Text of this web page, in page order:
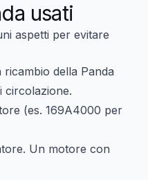
usati
aspetti per evitare
della Panda
circolazione.
(es. 169A4000 per
Un motore con